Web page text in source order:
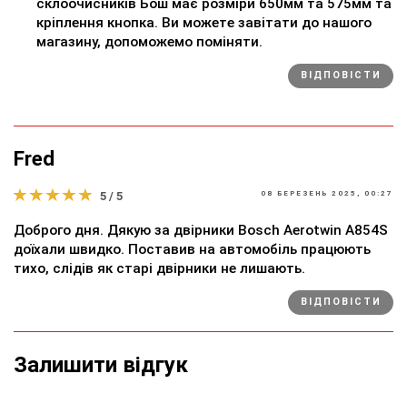
склоочисників Бош має розміри 650мм та 575мм та
кріплення кнопка. Ви можете завітати до нашого
магазину, допоможемо поміняти.
ВІДПОВІСТИ
Fred
5 / 5 08 БЕРЕЗЕНЬ 2025, 00:27
Доброго дня. Дякую за двірники Bosch Aerotwin A854S
доїхали швидко. Поставив на автомобіль працюють
тихо, слідів як старі двірники не лишають.
ВІДПОВІСТИ
Залишити відгук